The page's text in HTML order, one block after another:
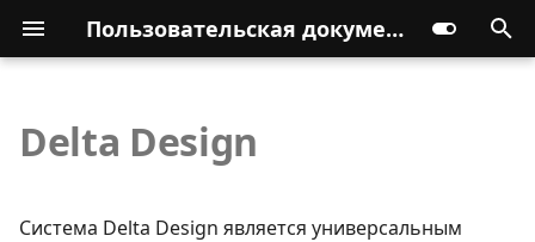
Пользовательская документация
Delta Design
Система Delta Design является универсальным